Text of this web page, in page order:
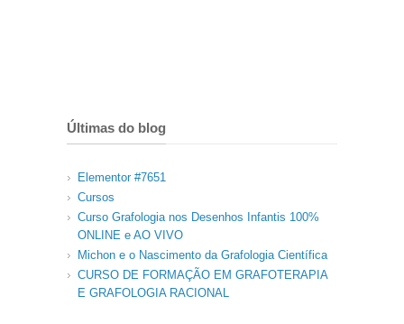
Últimas do blog
Elementor #7651
Cursos
Curso Grafologia nos Desenhos Infantis 100%
ONLINE e AO VIVO
Michon e o Nascimento da Grafologia Científica
CURSO DE FORMAÇÃO EM GRAFOTERAPIA
E GRAFOLOGIA RACIONAL